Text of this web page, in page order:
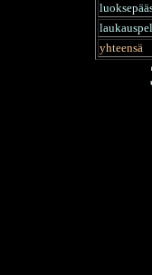
yhteensä